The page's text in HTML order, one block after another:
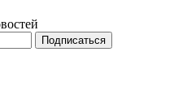
Подписаться